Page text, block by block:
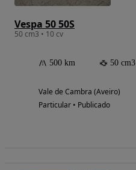
Vespa 50 50S
50 cm3 • 10 cv
500 km 50 cm3
Vale de Cambra (Aveiro)
Particular • Publicado